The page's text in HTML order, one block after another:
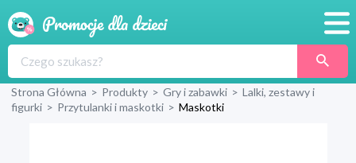
Produkty
Strona Główna > Produkty > Gry i zabawki > Lalki, zestawy i
figurki > Przytulanki i maskotki > Maskotki